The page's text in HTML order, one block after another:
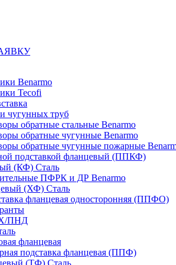
Benarmo
Tecofi
чугунных труб
обратные стальные Benarmo
обратные чугунные Benarmo
обратные чугунные пожарные
подставкой фланцевый (ППКФ)
(КФ) Сталь
ПФРК и ДР Benarmo
(ХФ) Сталь
фланцевая односторонняя (ППФО)
ПНД
фланцевая
подставка фланцевая (ППФ)
(ТФ) Сталь